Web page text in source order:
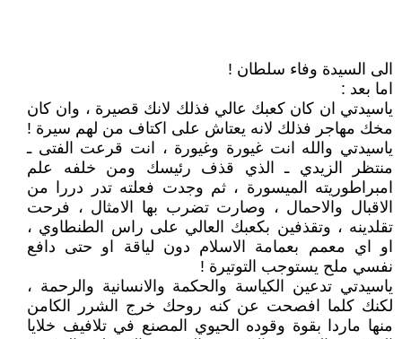
الى السيدة وفاء سلطان !
اما بعد :
ياسيدتي ان كان كعبك عالي فذلك لانك قصيرة ، وان كان
مخك مهاجر فذلك لانه يعتاش على اكتاف من لهم سيرة !
ياسيدتي والله انت غيورة وغيورة ، انت قرعت الفتى ـ
منتظر الزيدي ـ الذي قذف رئيسك ومن خلفه علم
امبراطوريته الميسورة ، ثم وجدت فعلته تدر دررا من
الاقبال والاحمال ، وصارت تضرب بها الامثال ، فرحت
تقلدينه ، وتقذفين بكعبك العالي على راس الطنطاوي ،
او اي معمم بعمامة الاسلام دون لياقة او حتى دافع
نفسي ملح يستوجب التوتيرة !
ياسيدتي تدعين الكياسة والحكمة والانسانية والرحمة ،
لكنك كلما افصحت عن كنه روحك خرج الشرر الكامن
منها ماردا بقوة وقوده الحيوي المصنع في تلافيف خلايا